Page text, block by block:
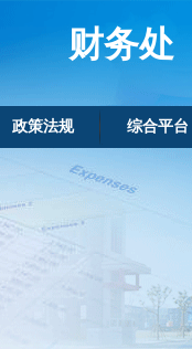
财务处
政策法规 综合平台